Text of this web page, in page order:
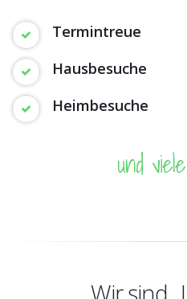
Termintreue
Hausbesuche
Heimbesuche
und